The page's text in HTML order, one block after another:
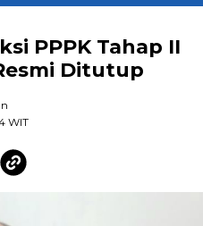
PPPK Tahap II
Ditutup
WIT